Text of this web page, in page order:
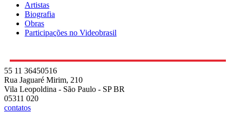
Artistas
Biografia
Obras
Participações no Videobrasil
55 11 36450516
Rua Jaguaré Mirim, 210
Vila Leopoldina - São Paulo - SP BR
05311 020
contatos